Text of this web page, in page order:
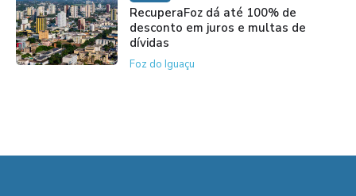
RecuperaFoz dá até 100% de
desconto em juros e multas de
dívidas
Foz do Iguaçu